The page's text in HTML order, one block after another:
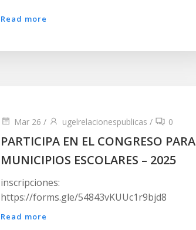
Read more
Mar 26 / ugelrelacionespublicas / 0
PARTICIPA EN EL CONGRESO PARA
MUNICIPIOS ESCOLARES – 2025
inscripciones:
https://forms.gle/54843vKUUc1r9bjd8
Read more